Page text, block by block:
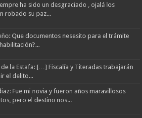
ha sido un desgraciado , ojalá los
robado su paz...
Que documentos nesesito para el trámite
la Estafa: […] Fiscalía y Titeradas trabajarán
el delito...
Fue mi novia y fueron años maravillosos
pero el destino nos...